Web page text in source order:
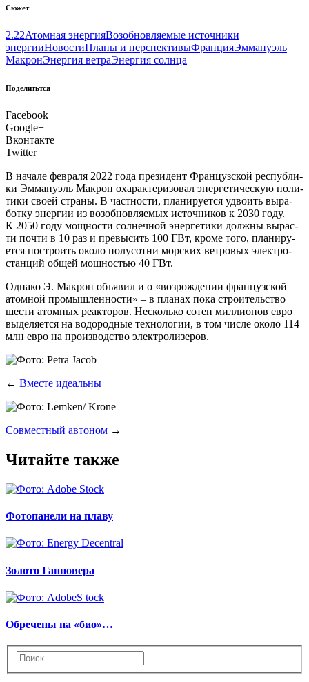
Сюжет
2.22Атомная энергияВозобновляемые источники
энергииНовостиПланы и перспективыФранцияЭммануэль
МакронЭнергия ветраЭнергия солнца
Поделитьтся
Facebook
Google+
Вконтакте
Twitter
В нача­ле фев­ра­ля 2022 года пре­зи­дент Фран­цуз­ской рес­пуб­ли­
ки Эмма­ну­эль Мак­рон оха­рак­те­ри­зо­вал энер­ге­ти­че­скую поли­
ти­ки сво­ей стра­ны. В част­но­сти, пла­ни­ру­ет­ся удво­ить выра­
бот­ку энер­гии из воз­об­нов­ля­е­мых источ­ни­ков к 2030 году.
К 2050 году мощ­но­сти сол­неч­ной энер­ге­ти­ки долж­ны вырас­
ти почти в 10 раз и пре­вы­сить 100 ГВт, кро­ме того, пла­ни­ру­
ет­ся постро­ить око­ло полу­сот­ни мор­ских вет­ро­вых элек­тро­
стан­ций общей мощ­но­стью 40 ГВт.
Одна­ко Э. Мак­рон объ­явил и о «воз­рож­де­нии фран­цуз­ской
атом­ной про­мыш­лен­но­сти» – в пла­нах пока стро­и­тель­ство
шести атом­ных реак­то­ров. Несколь­ко сотен мил­ли­о­нов евро
выде­ля­ет­ся на водо­род­ные тех­но­ло­гии, в том чис­ле око­ло 114
млн евро на про­из­вод­ство электролизеров.
← Вместе идеальны
Совместный автоном →
Читайте также
Фотопанели на плаву
Золото Ганновера
Обречены на «био»…